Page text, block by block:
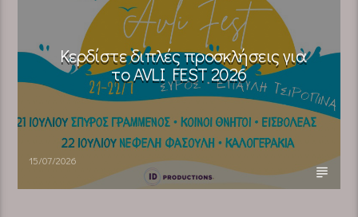
Κερδίστε διπλές προσκλήσεις για
το AVLI FEST 2026
15/07/2026